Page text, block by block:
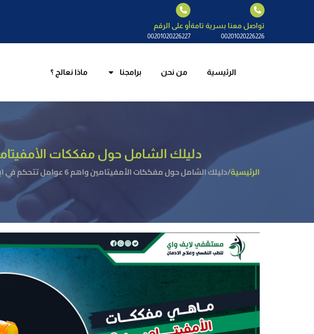
تواصل معنا بسرية تامة
00201020226226
أو على الرقم
00201020226227
الرئيسية من نحن برامجنا ماذا نعالج ؟
دليلك الشامل حول مفككات الأمفيتامين واهم 6 عوامل تتحكم
الرئيسية/دليلك الشامل حول مفككات الأمفيتامين واهم 6 عوامل تتحكم في ابطال مفعوله